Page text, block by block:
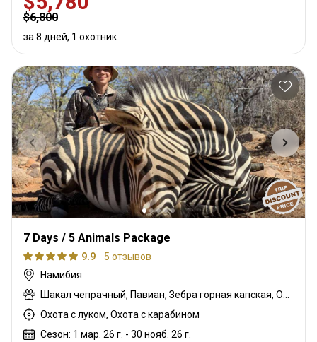
$6,800
за 8 дней, 1 охотник
7 Days / 5 Animals Package
9.9
5 отзывов
Намибия
Шакал чепрачный, Павиан, Зебра горная капская, Орикс
Охота с луком, Охота с карабином
Сезон: 1 мар. 26 г. - 30 нояб. 26 г.